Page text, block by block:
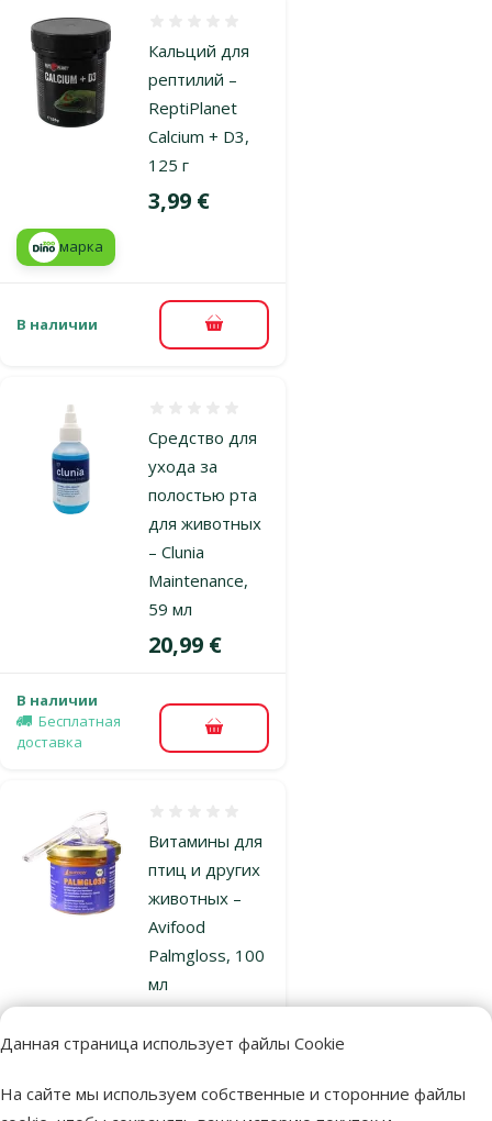
Данная страница использует файлы Cookie
На сайте мы используем собственные и сторонние файлы
Кальций для
рептилий –
ReptiPlanet
Calcium + D3,
125 г
Цена
3,99 €
марка
В наличии В корзину
Средство для
ухода за
полостью рта
для животных
– Clunia
Maintenance,
59 мл
Цена
20,99 €
В наличии
Бесплатная
доставка
В корзину
Витамины для
птиц и других
животных –
Avifood
Palmgloss, 100
мл
Бесплатная
доставка